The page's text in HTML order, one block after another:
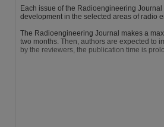
Each issue of the Radioengineering
development in the selected areas of radio
The Radioengineering Journal makes a
two months. Then, authors are expected to
by the reviewers, the publication time is